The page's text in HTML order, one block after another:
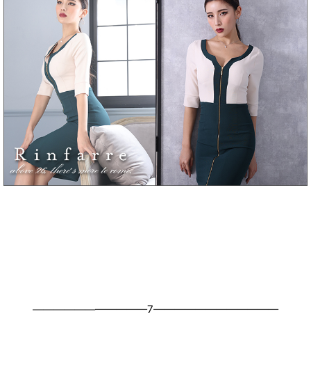
———————————7————————————